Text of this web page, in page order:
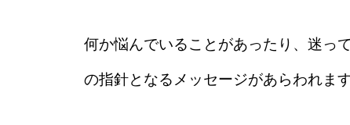
何か悩んでいることがあったり、迷っ
の指針となるメッセージがあらわれます